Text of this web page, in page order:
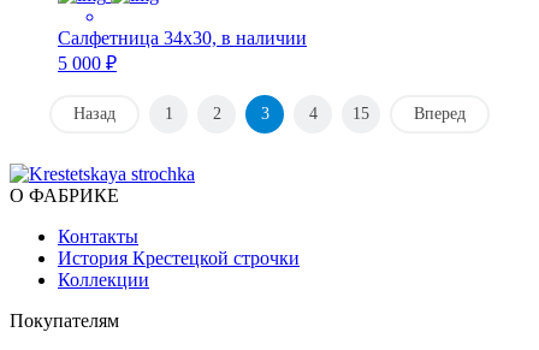
Салфетница 34х30, в наличии
5 000 ₽
Назад 1 2 3 4 15 Вперед
О ФАБРИКЕ
Контакты
История Крестецкой строчки
Коллекции
Покупателям